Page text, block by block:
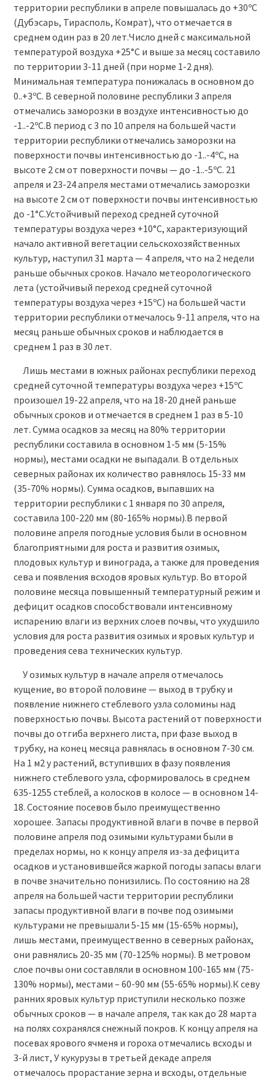
территории республики в апреле повышалась до +30ºС
(Дубэсарь, Тирасполь, Комрат), что отмечается в
среднем один раз в 20 лет.Число дней с максимальной
температурой воздуха +25°С и выше за месяц составило
по территории 3-11 дней (при норме 1-2 дня).
Минимальная температура понижалась в основном до
0..+3ºС. В северной половине республики 3 апреля
отмечались заморозки в воздухе интенсивностью до
-1..-2ºС.В период с 3 по 10 апреля на большей части
территории республики отмечались заморозки на
поверхности почвы интенсивностью до -1..-4ºС, на
высоте 2 см от поверхности почвы — до -1..-5ºС. 21
апреля и 23-24 апреля местами отмечались заморозки
на высоте 2 см от поверхности почвы интенсивностью
до -1°С.Устойчивый переход средней суточной
температуры воздуха через +10°С, характеризующий
начало активной вегетации сельскохозяйственных
культур, наступил 31 марта — 4 апреля, что на 2 недели
раньше обычных сроков. Начало метеорологического
лета (устойчивый переход средней суточной
температуры воздуха через +15ºС) на большей части
территории республики отмечалось 9-11 апреля, что на
месяц раньше обычных сроков и наблюдается в
среднем 1 раз в 30 лет.
Лишь местами в южных районах республики переход
средней суточной температуры воздуха через +15ºС
произошел 19-22 апреля, что на 18-20 дней раньше
обычных сроков и отмечается в среднем 1 раз в 5-10
лет. Сумма осадков за месяц на 80% территории
республики составила в основном 1-5 мм (5-15%
нормы), местами осадки не выпадали. В отдельных
северных районах их количество равнялось 15-33 мм
(35-70% нормы). Сумма осадков, выпавших на
территории республики с 1 января по 30 апреля,
составила 100-220 мм (80-165% нормы).В первой
половине апреля погодные условия были в основном
благоприятными для роста и развития озимых,
плодовых культур и винограда, а также для проведения
сева и появления всходов яровых культур. Во второй
половине месяца повышенный температурный режим и
дефицит осадков способствовали интенсивному
испарению влаги из верхних слоев почвы, что ухудшило
условия для роста развития озимых и яровых культур и
проведения сева технических культур.
У озимых культур в начале апреля отмечалось
кущение, во второй половине — выход в трубку и
появление нижнего стеблевого узла соломины над
поверхностью почвы. Высота растений от поверхности
почвы до отгиба верхнего листа, при фазе выход в
трубку, на конец месяца равнялась в основном 7-30 см.
На 1 м2 у растений, вступивших в фазу появления
нижнего стеблевого узла, сформировалось в среднем
635-1255 стеблей, а колосков в колосе — в основном 14-
18. Состояние посевов было преимущественно
хорошее. Запасы продуктивной влаги в почве в первой
половине апреля под озимыми культурами были в
пределах нормы, но к концу апреля из-за дефицита
осадков и установившейся жаркой погоды запасы влаги
в почве значительно понизились. По состоянию на 28
апреля на большей части территории республики
запасы продуктивной влаги в почве под озимыми
культурами не превышали 5-15 мм (15-65% нормы),
лишь местами, преимущественно в северных районах,
они равнялись 20-35 мм (70-125% нормы). В метровом
слое почвы они составляли в основном 100-165 мм (75-
130% нормы), местами – 60-90 мм (55-65% нормы).К севу
ранних яровых культур приступили несколько позже
обычных сроков — в начале апреля, так как до 28 марта
на полях сохранялся снежный покров. К концу апреля на
посевах ярового ячменя и гороха отмечались всходы и
3-й лист, У кукурузы в третьей декаде апреля
отмечалось прорастание зерна и всходы, отдельные